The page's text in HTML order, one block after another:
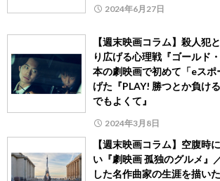
2024年6月27日
【週末映画コラム】殺人犯
り広げる心理戦『ゴールド
本の劇映画で初めて「eスポ
げた『PLAY! 勝つとか負け
でもよくて』
2024年3月8日
【週末映画コラム】空腹時
い『劇映画 孤独のグルメ』
した名作曲家の生涯を描い